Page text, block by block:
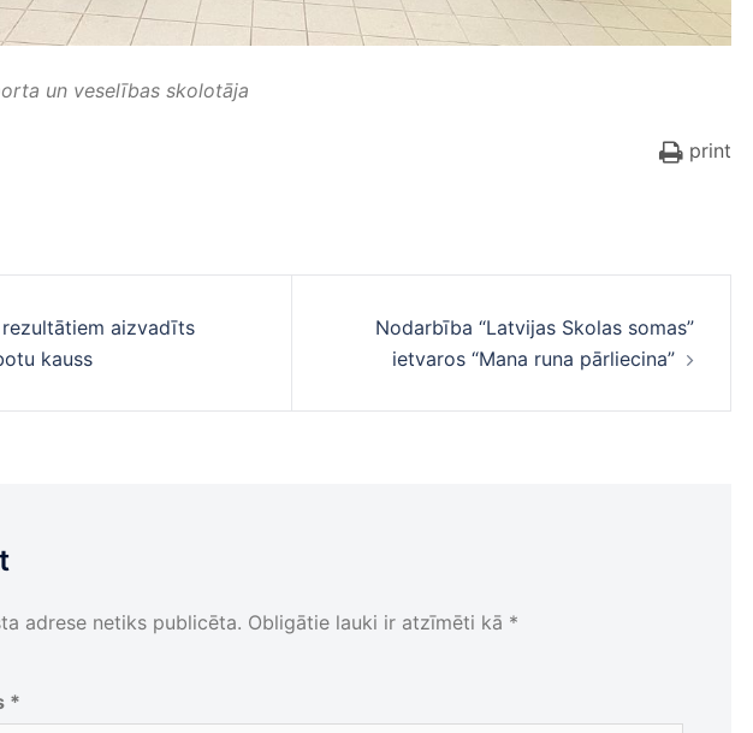
un veselības skolotāja
print
aizvadīts
kauss
Nodarbība “Latvijas Skolas somas”
ietvaros “Mana runa pārliecina”
adrese netiks publicēta. Obligātie lauki ir atzīmēti kā *
*